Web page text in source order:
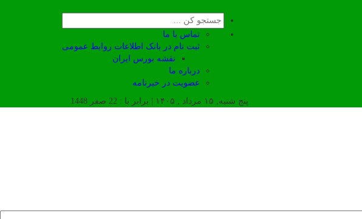
تماس با ما
ثبت نام در بانک اطلاعات روابط عمومی
نقشه بورس ایران
درباره ما
عضويت در خبرنامه
پنج شنبه, ۱۵ مرداد , ۱۴۰۵ | برابر با : 22 صفر 1448